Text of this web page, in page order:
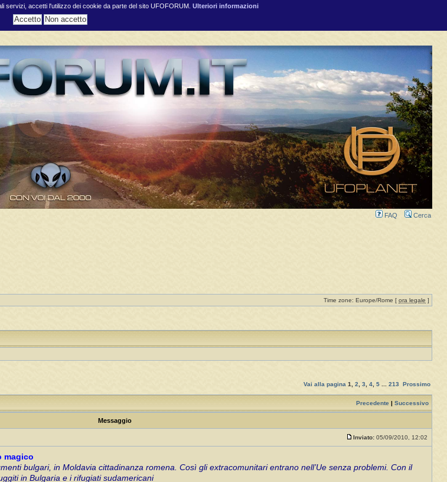
servizi, accetti l'utilizzo dei cookie da parte del sito UFOFORUM. Ulteriori informazioni
FAQ Cerca
Time zone: Europe/Rome [ ora legale ]
Vai alla pagina 1, 2, 3, 4, 5 ... 213 Prossimo
Precedente Successivo
Messaggio
Inviato: 05/09/2010, 12:02
magico
bulgari, in Moldavia cittadinanza romena. Così gli extracomunitari entrano nell’Ue senza problemi. Con il
in Bulgaria e i rifugiati sudamericani